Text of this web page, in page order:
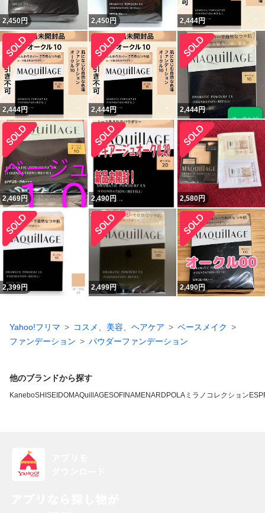
2,450円 2,450円 2,444円
2,444円 2,444円 2,444円
2,469円 2,490円 2,580円
2,399円 2,499円 2,490円
Yahoo!フリマ コスメ、美容、ヘアケア
ベースメイク
ファンデーション
パウダーファンデーション
他のブランドから探す
KaneboSHISEIDOMAQuillAGESOFINAMENARD POLA ミラノコレクション